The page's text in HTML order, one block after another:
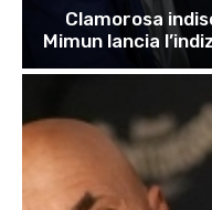
Clamorosa
Mimun lancia